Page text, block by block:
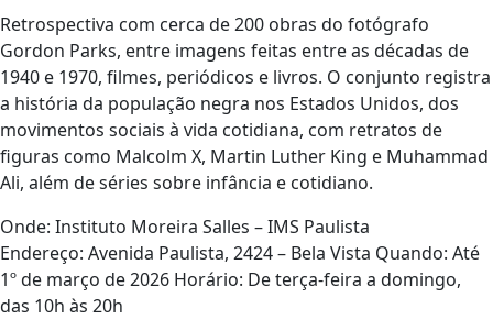
Retrospectiva com cerca de 200 obras do fotógrafo
Gordon Parks, entre imagens feitas entre as décadas de
1940 e 1970, filmes, periódicos e livros. O conjunto registra
a história da população negra nos Estados Unidos, dos
movimentos sociais à vida cotidiana, com retratos de
figuras como Malcolm X, Martin Luther King e Muhammad
Ali, além de séries sobre infância e cotidiano.
Onde: Instituto Moreira Salles – IMS Paulista
Endereço: Avenida Paulista, 2424 – Bela Vista Quando: Até
1º de março de 2026 Horário: De terça-feira a domingo,
das 10h às 20h